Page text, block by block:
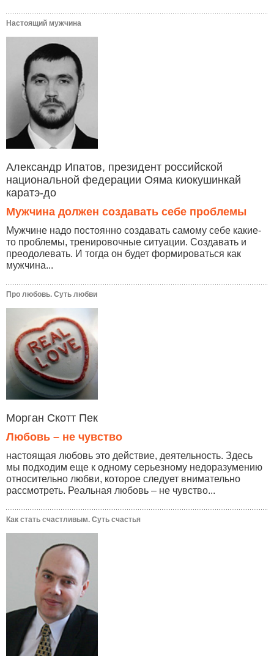
Настоящий мужчина
Александр Ипатов, президент российской
национальной федерации Ояма киокушинкай
каратэ-до
Мужчина должен создавать себе проблемы
Мужчине надо постоянно создавать самому себе какие-
то проблемы, тренировочные ситуации. Создавать и
преодолевать. И тогда он будет формироваться как
мужчина...
Про любовь. Суть любви
Морган Скотт Пек
Любовь – не чувство
настоящая любовь это действие, деятельность. Здесь
мы подходим еще к одному серьезному недоразумению
относительно любви, которое следует внимательно
рассмотреть. Реальная любовь – не чувство...
Как стать счастливым. Суть счастья